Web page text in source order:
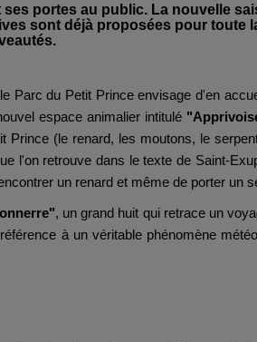
portes au public. La nouvelle
sont déjà proposées pour toute
Parc du Petit Prince envisage d'en
espace animalier intitulé
(le renard, les moutons, le
l'on retrouve dans le texte de Saint-
un renard et même de porter un
, un grand huit qui retrace un
référence à un véritable phénomène